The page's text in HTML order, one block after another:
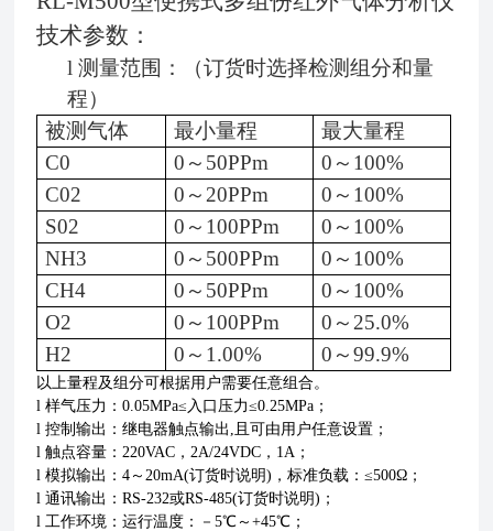
技术参数：
l测量范围：（订货时选择检测组分和量
程）
被测气体
最小量程
最大量程
C0
0～50PPm
0～100%
C02
0～20PPm
0～100%
S02
0～100PPm
0～100%
NH3
0～500PPm
0～100%
CH4
0～50PPm
0～100%
O2
0～100PPm
0～25.0%
H2
0～1.00% 0～99.9%
以上量程及组分可根据用户需要任意组合。
l 样气压力：0.05MPa≤入口压力≤0.25MPa；
l 控制输出：继电器触点输出,且可由用户任意设置；
l 触点容量：220VAC，2A/24VDC，1A；
l 模拟输出：4～20mA(订货时说明)，标准负载：≤500Ω；
l 通讯输出：RS-232或RS-485(订货时说明)；
l 工作环境：运行温度：－5℃～+45℃；